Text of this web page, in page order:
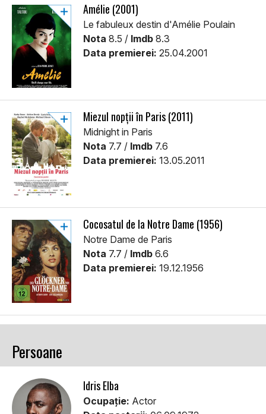
Amélie (2001)
Le fabuleux destin d'Amélie Poulain
Nota 8.5 / Imdb 8.3
Data premierei: 25.04.2001
Miezul nopții în Paris (2011)
Midnight in Paris
Nota 7.7 / Imdb 7.6
Data premierei: 13.05.2011
Cocosatul de la Notre Dame (1956)
Notre Dame de Paris
Nota 7.7 / Imdb 6.6
Data premierei: 19.12.1956
Persoane
Idris Elba
Ocupație: Actor